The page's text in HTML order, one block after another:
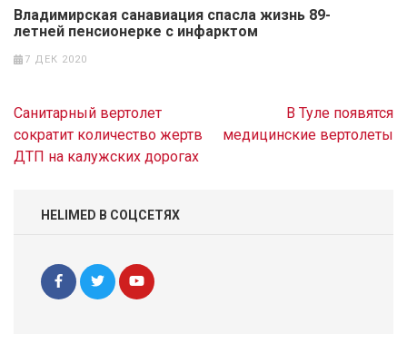
Владимирская санавиация спасла жизнь 89-
летней пенсионерке с инфарктом
7 ДЕК 2020
Навигация
по
записям
Санитарный вертолет
сократит количество жертв
ДТП на калужских дорогах
В Туле появятся
медицинские вертолеты
HELIMED В СОЦСЕТЯХ